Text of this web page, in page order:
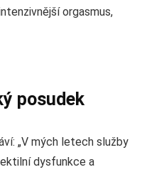
orgasmus,
posudek
„V mých letech služby
dysfunkce a